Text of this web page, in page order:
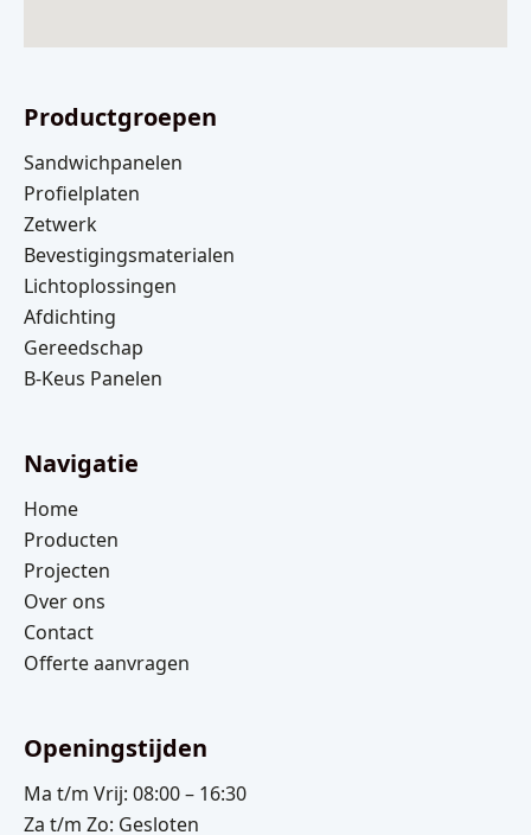
Productgroepen
Sandwichpanelen
Profielplaten
Zetwerk
Bevestigingsmaterialen
Lichtoplossingen
Afdichting
Gereedschap
B-Keus Panelen
Navigatie
Home
Producten
Projecten
Over ons
Contact
Offerte aanvragen
Openingstijden
Ma t/m Vrij: 08:00 – 16:30
Za t/m Zo: Gesloten